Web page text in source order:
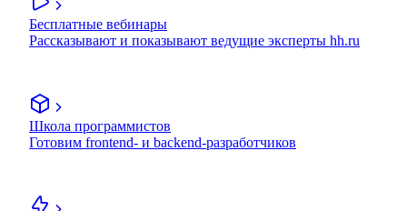
Бесплатные вебинары
Рассказывают и показывают ведущие эксперты hh.ru
Школа программистов
Готовим frontend- и backend-разработчиков